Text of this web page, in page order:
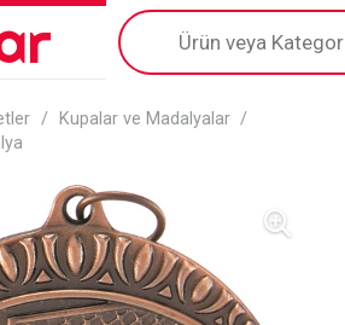
Products
search
/ Kupalar ve Madalyalar /